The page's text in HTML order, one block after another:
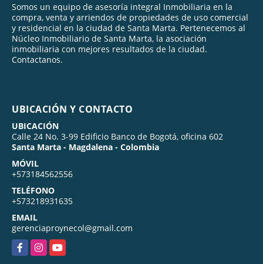
Somos un equipo de asesoría integral Inmobiliaria en la
compra, venta y arriendos de propiedades de uso comercial
y residencial en la ciudad de Santa Marta. Pertenecemos al
Núcleo Inmobiliario de Santa Marta, la asociación
inmobiliaria con mejores resultados de la ciudad.
Contactanos.
UBICACIÓN Y CONTACTO
UBICACIÓN
Calle 24 No. 3-99 Edificio Banco de Bogotá, oficina 602
Santa Marta - Magdalena - Colombia
MÓVIL
+573184562556
TELÉFONO
+573218931635
EMAIL
gerenciaproynecol@gmail.com
FacebookInstagramYouTube